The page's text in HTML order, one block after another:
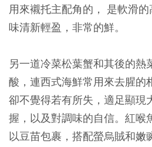
用來襯托主配角的， 是軟滑
味清新輕盈，非常的鮮。
另一道冷菜松葉蟹和其後的熱
酸，連西式海鮮常用來去腥的
卻不覺得若有所失，適足顯現
握，以及對調味的自信。紅喉
以豆苗包裹，搭配螢烏賊和嫩